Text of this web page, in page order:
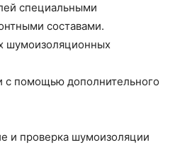
специальными
составами.
шумоизоляционных
с помощью дополнительного
и проверка шумоизоляции